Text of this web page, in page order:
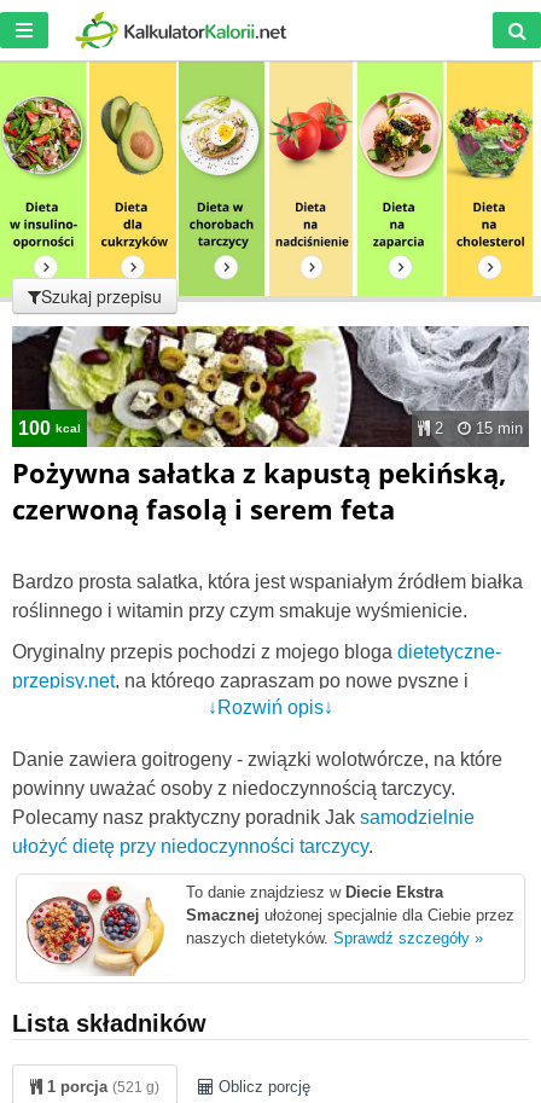
Szukaj przepisu
100 kcal 2 15 min
Pożywna sałatka z kapustą pekińską,
czerwoną fasolą i serem feta
Bardzo prosta salatka, która jest wspaniałym źródłem białka
roślinnego i witamin przy czym smakuje wyśmienicie.
Oryginalny przepis pochodzi z mojego bloga dietetyczne-
przepisy.net, na którego zapraszam po nowe pyszne i
↓Rozwiń opis↓
Danie zawiera goitrogeny - związki wolotwórcze, na które
powinny uważać osoby z niedoczynnością tarczycy.
Polecamy nasz praktyczny poradnik Jak samodzielnie
ułożyć dietę przy niedoczynności tarczycy.
To danie znajdziesz w Diecie Ekstra
Smacznej ułożonej specjalnie dla Ciebie przez
naszych dietetyków. Sprawdź szczegóły »
Lista składników
1 porcja (521 g) Oblicz porcję